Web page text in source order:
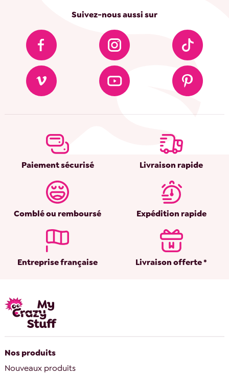
Suivez-nous aussi sur
Paiement sécurisé Livraison rapide
Comblé ou remboursé Expédition rapide
Entreprise française Livraison offerte *
Nos produits
Nouveaux produits